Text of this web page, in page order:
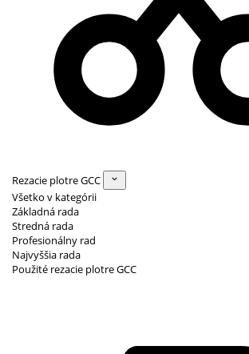
Rezacie plotre GCC
Všetko v kategórii
Základná rada
Stredná rada
Profesionálny rad
Najvyššia rada
Použité rezacie plotre GCC